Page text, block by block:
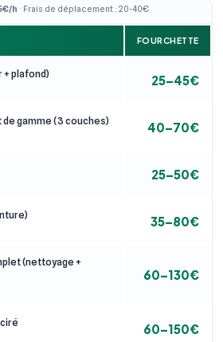
h · Frais de déplacement : 20-40€
FOURCHETTE
plafond) 25–45€
gamme (3 couches) 40–70€
25–50€
35–80€
(nettoyage +
60–130€
60–150€